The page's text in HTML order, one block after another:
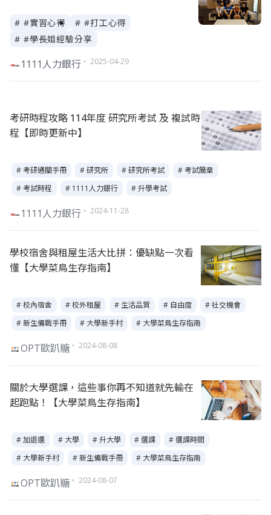
# #實習心得
# #打工心得
# #學長姐經驗分享
1111人力銀行 ・ 2025-04-29
考研時程攻略 114年度 研究所考試 及 複試時
程【即時更新中】
# 考研通關手冊 # 研究所 # 研究所考試
# 考試簡章
# 考試時程
# 1111人力銀行 # 升學考試
1111人力銀行 ・ 2024-11-28
學校宿舍與租屋生活大比拼：優缺點一次看
懂【大學菜鳥生存指南】
# 校內宿舍 # 校外租屋 # 生活品質 # 自由度
# 社交機會
# 新生備戰手冊
# 大學新手村 # 大學菜鳥生存指南
OPT歐趴糖 ・ 2024-08-08
關於大學選課，這些事你再不知道就先輸在
起跑點！【大學菜鳥生存指南】
# 加退選 # 大學 # 升大學 # 選課
# 選課時間
# 大學新手村
# 新生備戰手冊 # 大學菜鳥生存指南
OPT歐趴糖 ・ 2024-08-07